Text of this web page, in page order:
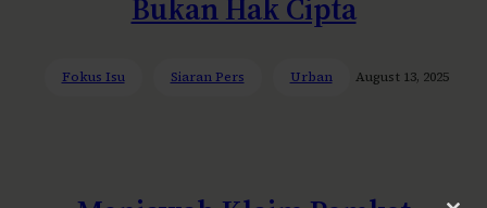
Bukan Hak Cipta
Fokus Isu Siaran Pers Urban August 13, 2025